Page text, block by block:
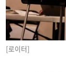
[로이터]